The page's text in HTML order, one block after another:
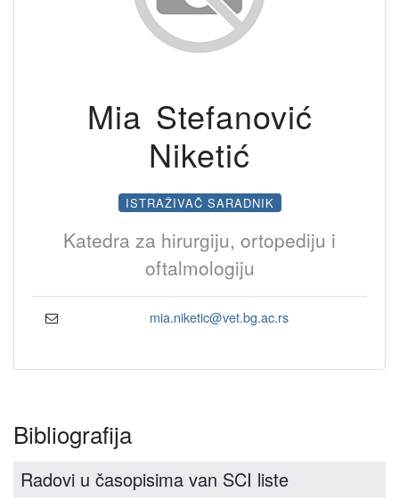
Mia Stefanović
Niketić
ISTRAŽIVAČ SARADNIK
Katedra za hirurgiju, ortopediju i
oftalmologiju
mia.niketic@vet.bg.ac.rs
Bibliografija
Radovi u časopisima van SCI liste